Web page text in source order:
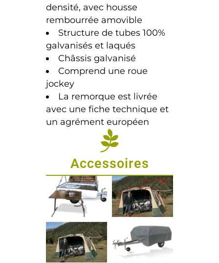
densité, avec housse
rembourrée amovible
Structure de tubes 100%
galvanisés et laqués
Châssis galvanisé
Comprend une roue
jockey
La remorque est livrée
avec une fiche technique et
un agrément européen
Accessoires